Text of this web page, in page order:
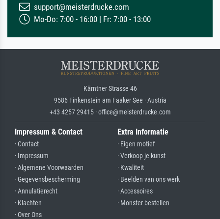
support@meisterdrucke.com
Mo-Do: 7:00 - 16:00 | Fr: 7:00 - 13:00
Kärntner Strasse 46
9586 Finkenstein am Faaker See · Austria
+43 4257 29415 · office@meisterdrucke.com
Impressum & Contact
· Contact
· Impressum
· Algemene Voorwaarden
· Gegevensbescherming
· Annulatierecht
· Klachten
· Over Ons
Extra Informatie
· Eigen motief
· Verkoop je kunst
· Kwaliteit
· Beelden van ons werk
· Accessoires
· Monster bestellen